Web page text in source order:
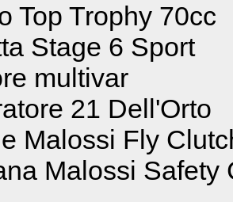
Top Trophy 70cc
Stage 6 Sport
multivar
21 Dell'Orto
Malossi Fly
Malossi Safety